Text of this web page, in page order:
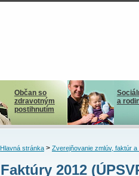
Občan so
zdravotným
postihnutím
a
Hlavná stránka> Zverejňovanie zmlúv, faktúr a
Faktúry 2012